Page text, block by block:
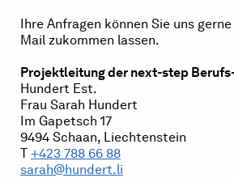
Ihre Anfragen können Sie uns
Mail zukommen lassen.
Projektleitung der next-step
Hundert Est.
Frau Sarah Hundert
Im Gapetsch 17
9494 Schaan, Liechtenstein
T +423 788 66 88
sarah@hundert.li